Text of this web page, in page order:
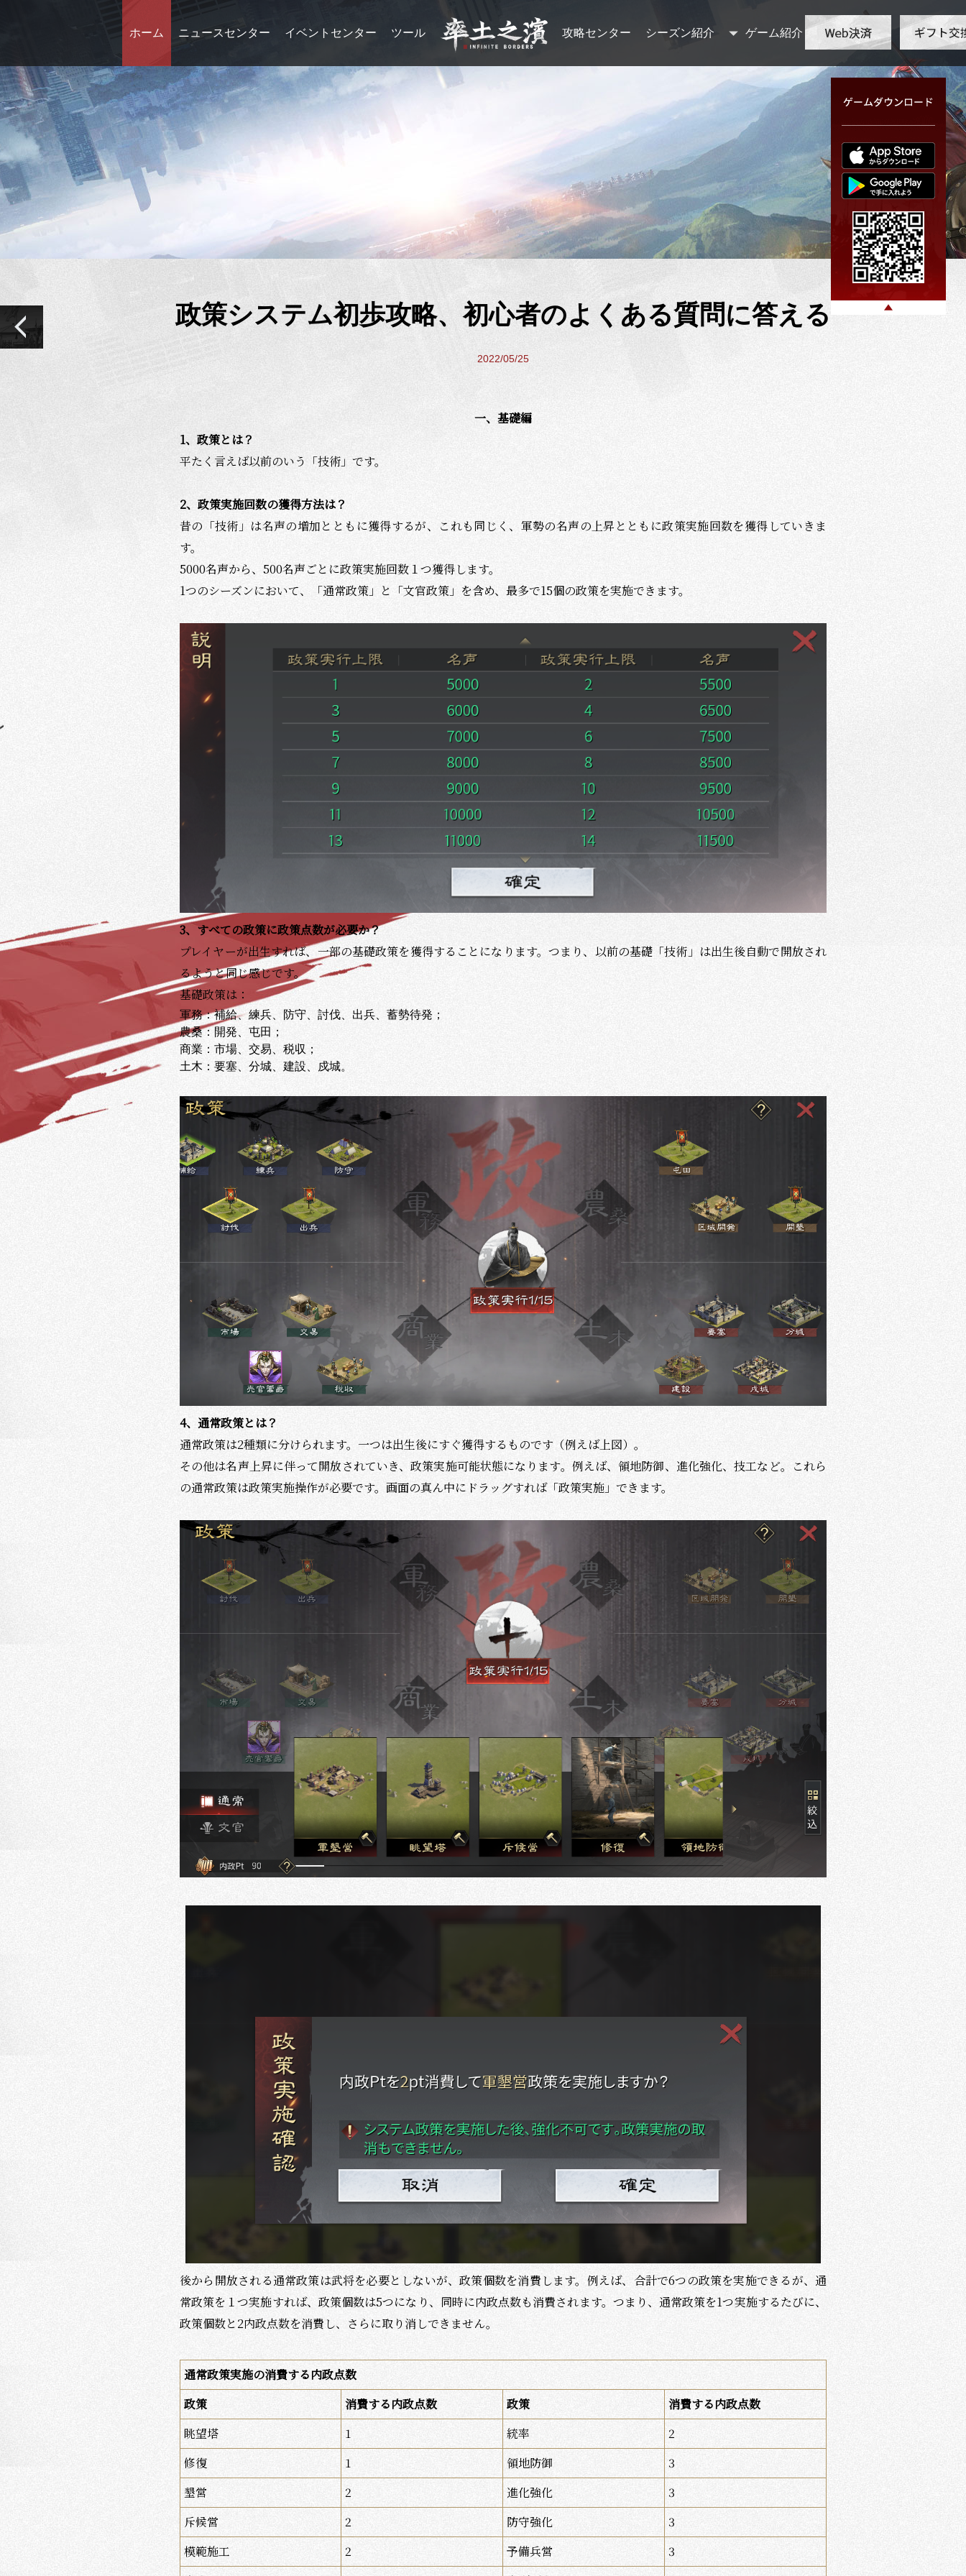
ホーム ニュースセンター イベントセンター ツール 攻略センター シーズン紹介 ゲーム紹介 ゲームの特徴
政策システム初歩攻略、初心者のよくある質問に答える
2022/05/25
一、基礎編
1、政策とは？
平たく言えば以前のいう「技術」です。
2、政策実施回数の獲得方法は？
昔の「技術」は名声の増加とともに獲得するが、これも同じく、軍勢の名声の上昇とともに政策実施回数を獲得していきま
す。
5000名声から、 500名声ごとに政策実施回数１つ獲得します。
1つのシーズンにおいて、「通常政策」と「文官政策」を含め、最多で15個の政策を実施できます。
3、すべての政策に政策点数が必要か？
プレイヤーが出生すれば、一部の基礎政策を獲得することになります。つまり、以前の基礎「技術」は出生後自動で開放され
るようと同じ感じです。
基礎政策は：
軍務：補給、練兵、防守、討伐、出兵、蓄勢待発；
農桑：開発、屯田；
商業：市場、交易、税収；
土木：要塞、分城、建設、戍城。
4、通常政策とは？
通常政策は2種類に分けられます。一つは出生後にすぐ獲得するものです（例えば上図）。
その他は名声上昇に伴って開放されていき、政策実施可能状態になります。例えば、領地防御、進化強化、技工など。これら
の通常政策は政策実施操作が必要です。画面の真ん中にドラッグすれば「政策実施」できます。
後から開放される通常政策は武将を必要としないが、政策個数を消費します。例えば、合計で6つの政策を実施できるが、通
常政策を１つ実施すれば、政策個数は5つになり、同時に内政点数も消費されます。つまり、通常政策を1つ実施するたびに、
政策個数と2内政点数を消費し、さらに取り消しできません。
通常政策実施の消費する内政点数
政策
消費する内政点数 政策
消費する内政点数
眺望塔
1 統率
2
修復
1 領地防御
3
墾営
2 進化強化
3
斥候営
2 防守強化
3
模範施工
2 予備兵営
3